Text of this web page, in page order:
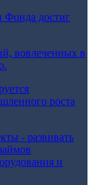
Фонда достиг
вовлеченных в
роста
- развивать
и